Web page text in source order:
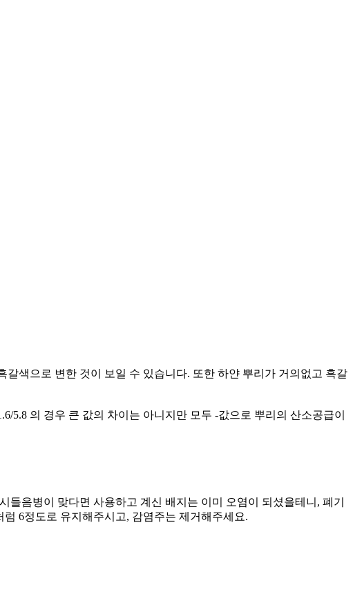
색으로 변한 것이 보일 수 있습니다. 또한 하얀 뿌리가 거의없고 흑갈
5.8 의 경우 큰 값의 차이는 아니지만 모두 -값으로 뿌리의 산소공급이
음병이 맞다면 사용하고 계신 배지는 이미 오염이 되셨을테니, 폐기
6정도로 유지해주시고, 감염주는 제거해주세요.